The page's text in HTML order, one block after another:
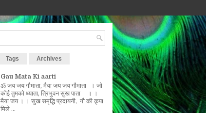
Tags Archives
Gau Mata Ki aarti
ॐ जय जय गौमाता, मैया जय जय गौमाता । जो
कोई तुमको ध्याता, त्रिभुवन सुख पाता । ।
मैया जय । । सुख समृद्धि प्रदायनी, गौ की कृपा
मिले ...